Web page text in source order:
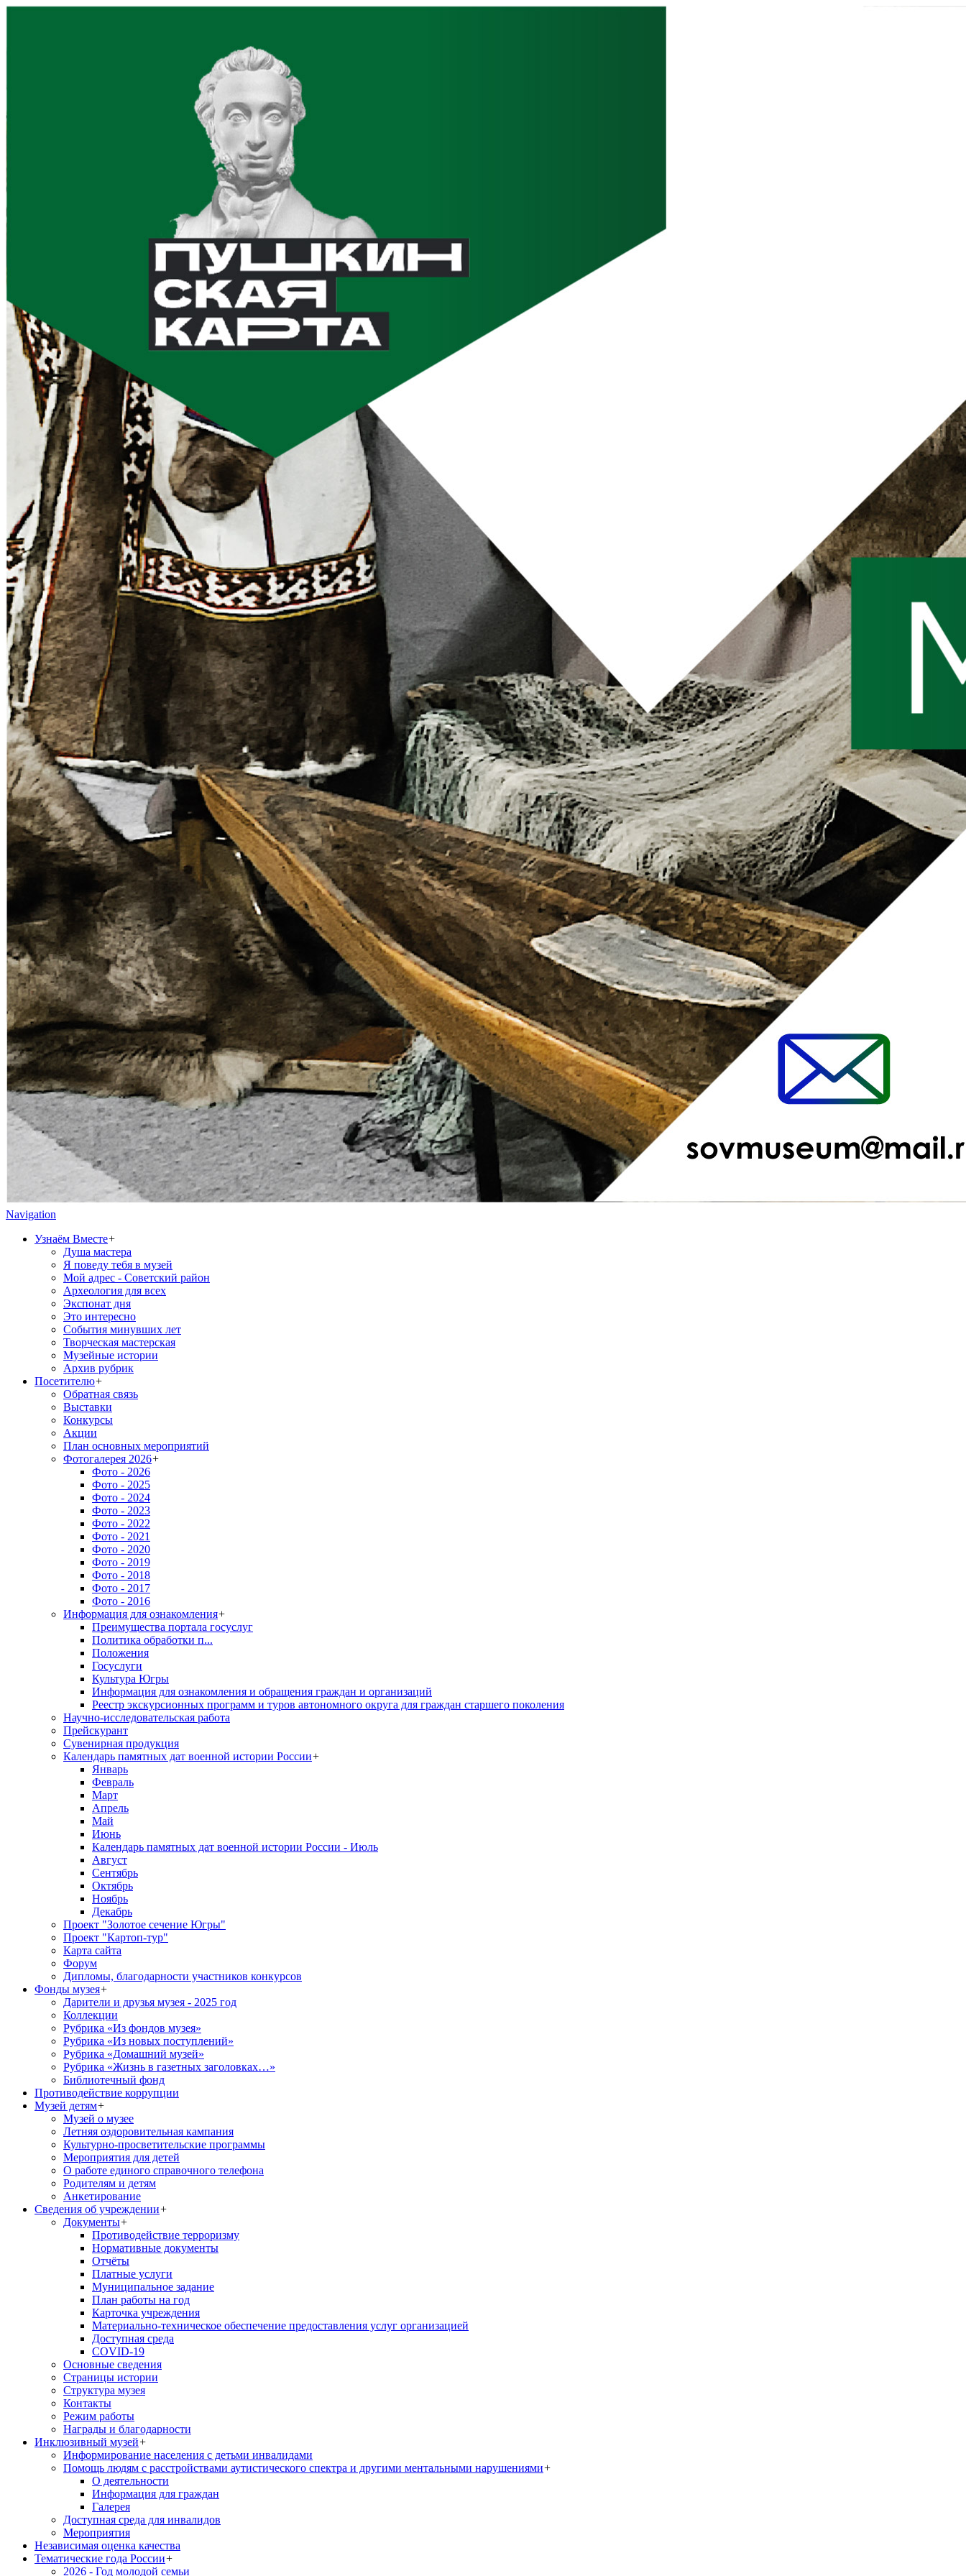
Navigation
Узнаём Вместе+
Душа мастера
Я поведу тебя в музей
Мой адрес - Советский район
Археология для всех
Экспонат дня
Это интересно
События минувших лет
Творческая мастерская
Музейные истории
Архив рубрик
Посетителю+
Обратная связь
Выставки
Конкурсы
Акции
План основных мероприятий
Фотогалерея 2026+
Фото - 2026
Фото - 2025
Фото - 2024
Фото - 2023
Фото - 2022
Фото - 2021
Фото - 2020
Фото - 2019
Фото - 2018
Фото - 2017
Фото - 2016
Информация для ознакомления+
Преимущества портала госуслуг
Политика обработки п...
Положения
Госуслуги
Культура Югры
Информация для ознакомления и обращения граждан и организаций
Реестр экскурсионных программ и туров автономного округа для граждан старшего поколения
Научно-исследовательская работа
Прейскурант
Сувенирная продукция
Календарь памятных дат военной истории России+
Январь
Февраль
Март
Апрель
Май
Июнь
Календарь памятных дат военной истории России - Июль
Август
Сентябрь
Октябрь
Ноябрь
Декабрь
Проект "Золотое сечение Югры"
Проект "Картоп-тур"
Карта сайта
Форум
Дипломы, благодарности участников конкурсов
Фонды музея+
Дарители и друзья музея - 2025 год
Коллекции
Рубрика «Из фондов музея»
Рубрика «Из новых поступлений»
Рубрика «Домашний музей»
Рубрика «Жизнь в газетных заголовках…»
Библиотечный фонд
Противодействие коррупции
Музей детям+
Музей о музее
Летняя оздоровительная кампания
Культурно-просветительские программы
Мероприятия для детей
О работе единого справочного телефона
Родителям и детям
Анкетирование
Сведения об учреждении+
Документы+
Противодействие терроризму
Нормативные документы
Отчёты
Платные услуги
Муниципальное задание
План работы на год
Карточка учреждения
Материально-техническое обеспечение предоставления услуг организацией
Доступная среда
COVID-19
Основные сведения
Страницы истории
Структура музея
Контакты
Режим работы
Награды и благодарности
Инклюзивный музей+
Информирование населения с детьми инвалидами
Помощь людям с расстройствами аутистического спектра и другими ментальными нарушениями+
О деятельности
Информация для граждан
Галерея
Доступная среда для инвалидов
Мероприятия
Независимая оценка качества
Тематические года России+
2026 - Год молодой семьи